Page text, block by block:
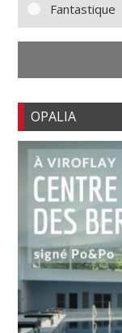
Fantastique
OPALIA